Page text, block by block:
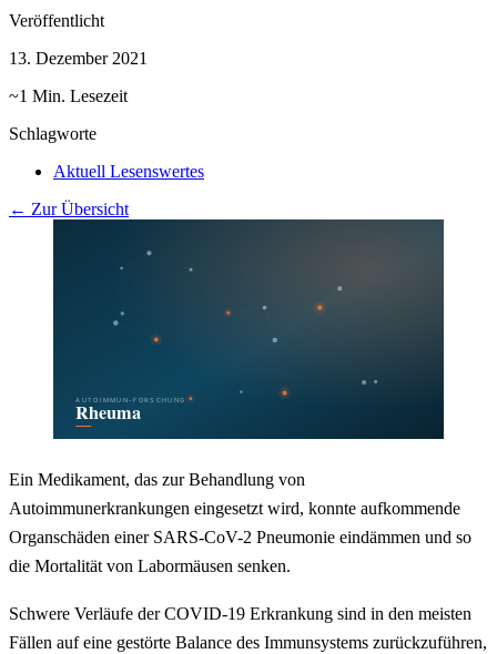
Veröffentlicht
13. Dezember 2021
~1 Min. Lesezeit
Schlagworte
Aktuell Lesenswertes
← Zur Übersicht
Ein Medikament, das zur Behandlung von
Autoimmunerkrankungen eingesetzt wird, konnte aufkommende
Organschäden einer SARS-CoV-2 Pneumonie eindämmen und so
die Mortalität von Labormäusen senken.
Schwere Verläufe der COVID-19 Erkrankung sind in den meisten
Fällen auf eine gestörte Balance des Immunsystems zurückzuführen,